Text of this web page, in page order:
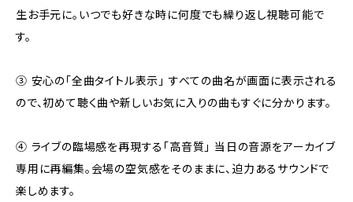
生お手元に。いつでも好きな時に何度でも繰り返し視聴可能で
す。
③ 安心の「全曲タイトル表示」 すべての曲名が画面に表示される
ので、初めて聴く曲や新しいお気に入りの曲もすぐに分かります。
④ ライブの臨場感を再現する「高音質」 当日の音源をアーカイブ
専用に再編集。会場の空気感をそのままに、迫力あるサウンドで
楽しめます。